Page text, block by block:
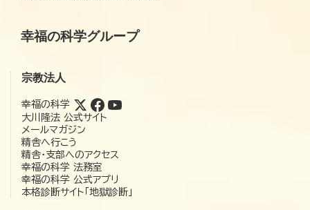
幸福の科学グループ
宗教法人
幸福の科学
大川隆法 公式サイト
メールマガジン
精舎へ行こう
精舎・支部へのアクセス
幸福の科学 法務室
幸福の科学 公式アプリ
本格診断サイト「地獄診断」